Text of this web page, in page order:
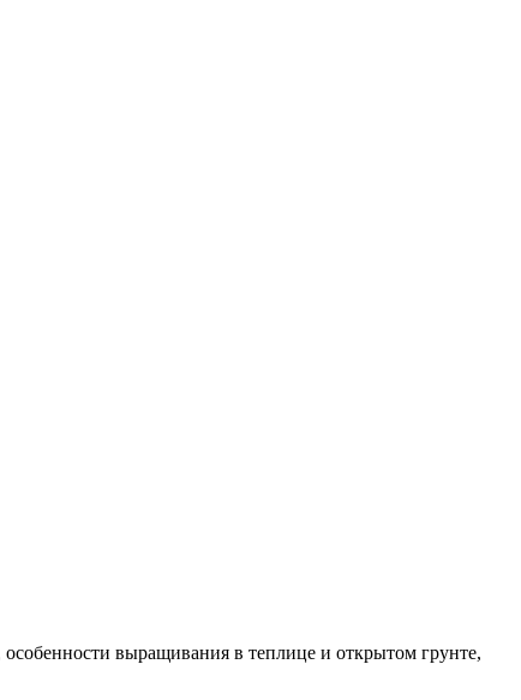
выращивания в теплице и открытом грунте,